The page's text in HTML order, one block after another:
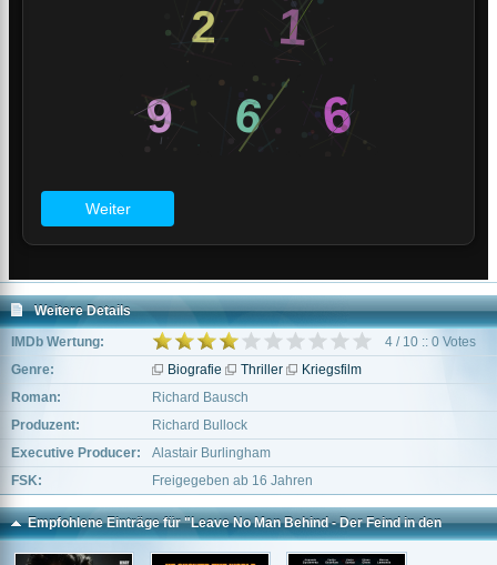
Weitere Details
IMDb Wertung:
4 / 10 :: 0 Votes
Genre:
Biografie Thriller
Kriegsfilm
Roman:
Richard Bausch
Produzent:
Richard Bullock
Executive Producer:
Alastair Burlingham
FSK:
Freigegeben ab 16 Jahren
Empfohlene Einträge für "Leave No Man Behind - Der Feind in den
eigenen Reihen"